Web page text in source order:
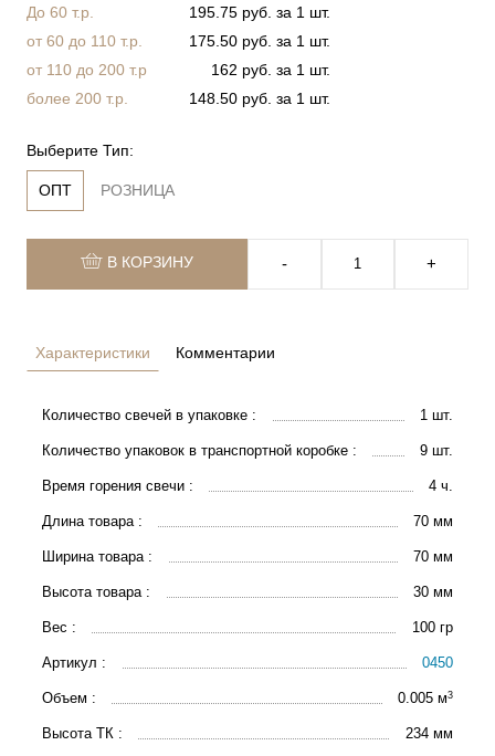
До 60 т.р.
195.75 руб. за 1 шт.
от 60 до 110 т.р.
175.50 руб. за 1 шт.
от 110 до 200 т.р
162 руб. за 1 шт.
более 200 т.р.
148.50 руб. за 1 шт.
Выберите Тип:
ОПТ РОЗНИЦА
В КОРЗИНУ ‐ +
Характеристики
Количество свечей в упаковке : 1 шт.
Количество упаковок в транспортной коробке : 9 шт.
Время горения свечи : 4 ч.
Длина товара : 70 мм
Ширина товара : 70 мм
Высота товара : 30 мм
Вес : 100 гр
Артикул : 0450
Объем : 0.005 м3
Высота ТК : 234 мм
Комментарии